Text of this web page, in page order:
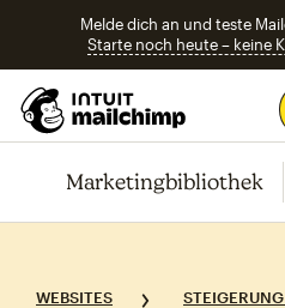
Melde dich an und teste
Starte noch heute – keine
Marketingbibliothek
WEBSITES